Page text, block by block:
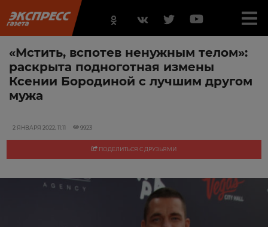
«Мстить, вспотев ненужным телом»:
раскрыта подноготная измены
Ксении Бородиной с лучшим другом
мужа
2 ЯНВАРЯ 2022, 11:11 9923
ПОДЕЛИТЬСЯ С ДРУЗЬЯМИ